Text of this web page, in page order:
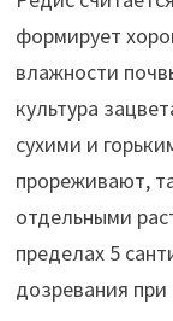
формирует
влажности
культура
сухими и
прореживают,
отдельными
пределах 5
дозревания